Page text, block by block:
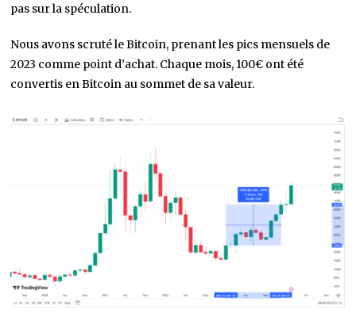
pas sur la spéculation.
Nous avons scruté le Bitcoin, prenant les pics mensuels de
2023 comme point d’achat. Chaque mois, 100€ ont été
convertis en Bitcoin au sommet de sa valeur.